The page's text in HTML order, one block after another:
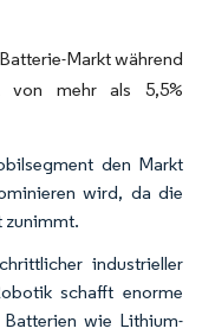
Markt während
von mehr als 5,5%
den Markt
wird, da die
zunimmt.
industrieller
schafft enorme
wie Lithium-